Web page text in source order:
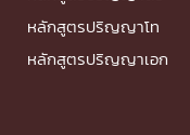
หลักสูตรปริญญาโท
หลักสูตรปริญญาเอก